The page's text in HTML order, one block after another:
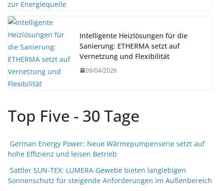
Intelligente Heizlösungen für die
Sanierung: ETHERMA setzt auf
Vernetzung und Flexibilität
09/04/2026
Top Five - 30 Tage
German Energy Power: Neue Wärmepumpenserie setzt auf
hohe Effizienz und leisen Betrieb
Sattler SUN-TEX: LUMERA-Gewebe bieten langlebigen
Sonnenschutz für steigende Anforderungen im Außenbereich